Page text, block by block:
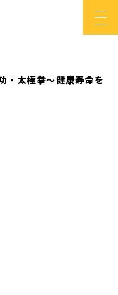
太極拳～健康寿命を